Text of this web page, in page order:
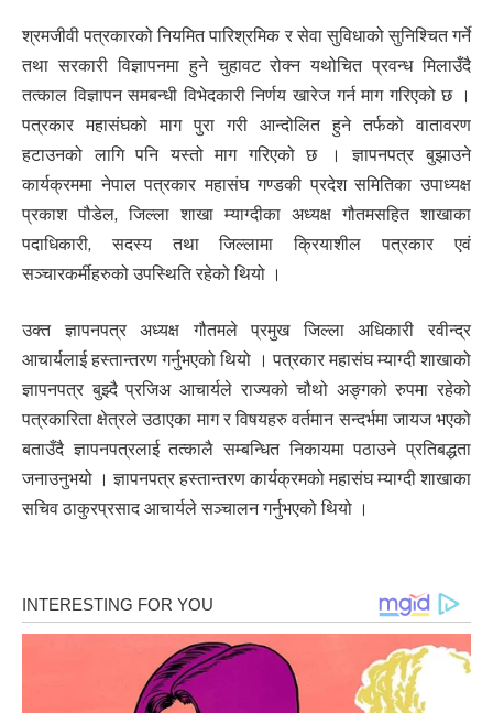
श्रमजीवी पत्रकारको नियमित पारिश्रमिक र सेवा सुविधाको सुनिश्चित गर्ने
तथा सरकारी विज्ञापनमा हुने चुहावट रोक्न यथोचित प्रवन्ध मिलाउँदै
तत्काल विज्ञापन समबन्धी विभेदकारी निर्णय खारेज गर्न माग गरिएको छ ।
पत्रकार महासंघको माग पुरा गरी आन्दोलित हुने तर्फको वातावरण
हटाउनको लागि पनि यस्तो माग गरिएको छ । ज्ञापनपत्र बुझाउने
कार्यक्रममा नेपाल पत्रकार महासंघ गण्डकी प्रदेश समितिका उपाध्यक्ष
प्रकाश पौडेल, जिल्ला शाखा म्याग्दीका अध्यक्ष गौतमसहित शाखाका
पदाधिकारी, सदस्य तथा जिल्लामा क्रियाशील पत्रकार एवं
सञ्चारकर्मीहरुको उपस्थिति रहेको थियो ।
उक्त ज्ञापनपत्र अध्यक्ष गौतमले प्रमुख जिल्ला अधिकारी रवीन्द्र
आचार्यलाई हस्तान्तरण गर्नुभएको थियो । पत्रकार महासंघ म्याग्दी शाखाको
ज्ञापनपत्र बुझ्दै प्रजिअ आचार्यले राज्यको चौथो अङ्गको रुपमा रहेको
पत्रकारिता क्षेत्रले उठाएका माग र विषयहरु वर्तमान सन्दर्भमा जायज भएको
बताउँदै ज्ञापनपत्रलाई तत्कालै सम्बन्धित निकायमा पठाउने प्रतिबद्धता
जनाउनुभयो । ज्ञापनपत्र हस्तान्तरण कार्यक्रमको महासंघ म्याग्दी शाखाका
सचिव ठाकुरप्रसाद आचार्यले सञ्चालन गर्नुभएको थियो ।